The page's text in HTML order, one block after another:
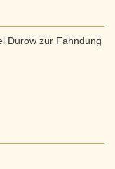
Durow zur Fahndung